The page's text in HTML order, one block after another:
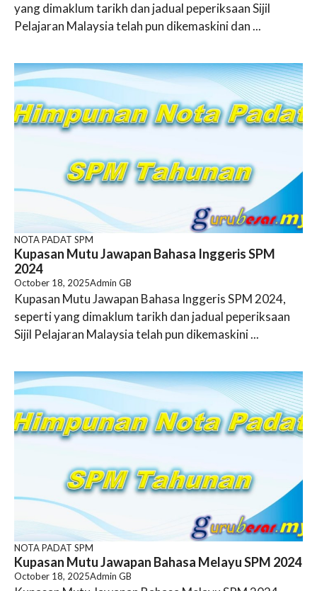
yang dimaklum tarikh dan jadual peperiksaan Sijil
Pelajaran Malaysia telah pun dikemaskini dan ...
NOTA PADAT SPM
Kupasan Mutu Jawapan Bahasa Inggeris SPM
2024
October 18, 2025Admin GB
Kupasan Mutu Jawapan Bahasa Inggeris SPM 2024,
seperti yang dimaklum tarikh dan jadual peperiksaan
Sijil Pelajaran Malaysia telah pun dikemaskini ...
NOTA PADAT SPM
Kupasan Mutu Jawapan Bahasa Melayu SPM 2024
October 18, 2025Admin GB